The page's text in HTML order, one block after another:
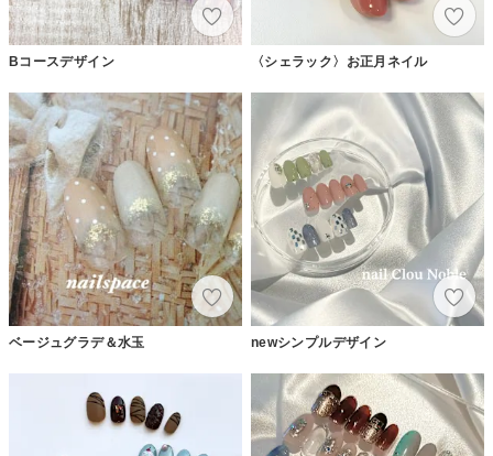
Bコースデザイン 〈シェラック〉お正月ネイル
ベージュグラデ＆水玉 newシンプルデザイン